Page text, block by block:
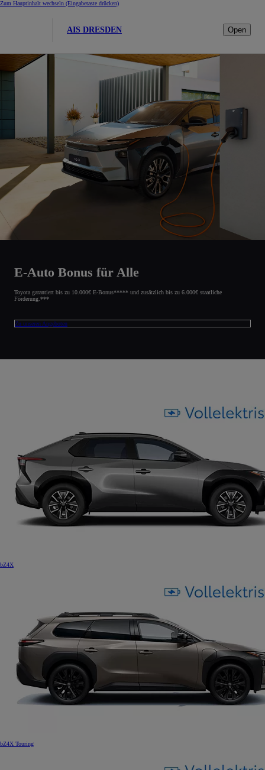
Zum Hauptinhalt wechseln (Eingabetaste drücken)
AIS DRESDEN Open
E-Auto Bonus für Alle
Toyota garantiert bis zu 10.000€ E-Bonus***** und zusätzlich bis zu 6.000€ staatliche
Förderung.***
Zu unseren Angeboten
bZ4X
bZ4X Touring